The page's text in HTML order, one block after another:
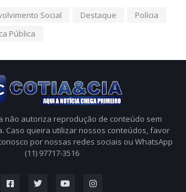
Social Destaque
Polícia
Pública
não autoriza reprodução de conteúdo sem
Caso queira utilizar nossos conteúdos, favor
por nossas redes sociais ou WhatsApp
(11) 97717-3516